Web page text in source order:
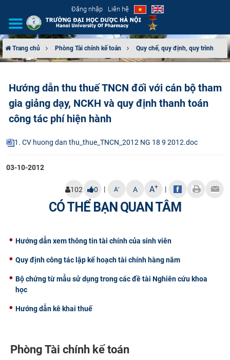
Đăng nhập Liên hệ
CƠ CẤU TỔ CHỨC
TUYỂN SINH
ĐÀO TẠO
ĐẢM BẢO CHẤT LƯỢNG
KHOA HỌC CÔNG NGHỆ
CỰU NGƯỜI HỌC
Trang chủ Phòng Tài chính kế toán Quy chế, quy định, quy trình
Hướng dẫn thu thuế TNCN đối với cán bộ tham
gia giảng dạy, NCKH và quy định thanh toán
công tác phí hiện hành
1. CV huong dan thu_thue_TNCN_2012 NG 18 9 2012.doc
03-10-2012
102 0 | A- A A+ |
CÓ THỂ BẠN QUAN TÂM
Hướng dẫn xem thông tin tài chính của sinh viên
Quy định công tác lập kế hoạch tài chính hàng năm
Bộ chứng từ mẫu sử dụng trong các đề tài Nghiên cứu khoa
học
Hướng dẫn kê khai thuế
Phòng Tài chính kế toán